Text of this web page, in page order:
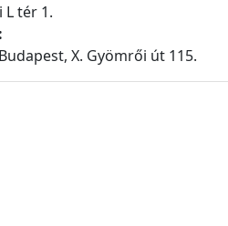
L tér 1.
Budapest, X. Gyömrői út 115.